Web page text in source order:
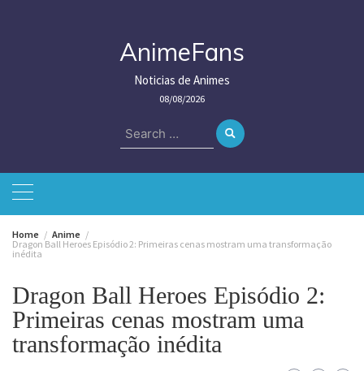
AnimeFans
Noticias de Animes
08/08/2026
Search
for:
Home
Anime
Dragon Ball Heroes Episódio 2: Primeiras cenas mostram uma transformação
inédita
Dragon Ball Heroes Episódio 2:
Primeiras cenas mostram uma
transformação inédita